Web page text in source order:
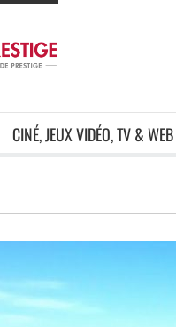
CINÉ, JEUX VIDÉO, TV & WEB